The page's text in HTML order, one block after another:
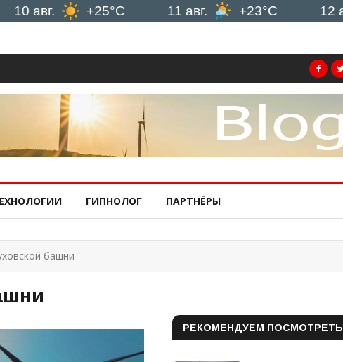
+25°C 11 авг. +23°C 12 авг.
ГИПНОЛОГ ПАРТНЁРЫ
башни
РЕКОМЕНДУЕМ ПОСМОТРЕТЬ